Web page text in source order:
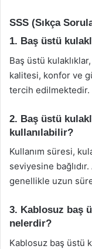
SSS (Sıkça
1. Baş üstü
Baş üstü
kalitesi, konfor ve
tercih edilmektedir.
2. Baş üstü
kullanılabilir?
Kullanım süresi,
seviyesine
genellikle uzun
3. Kablosuz baş
nelerdir?
Kablosuz baş üstü